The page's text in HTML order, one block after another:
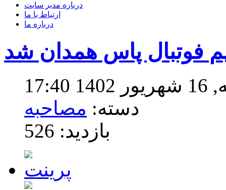
درباره مدیر سایت
ارتباط با ما
درباره ما
فوتبال پاس همدان شد
دسته: مصاحبه
بازدید: 526